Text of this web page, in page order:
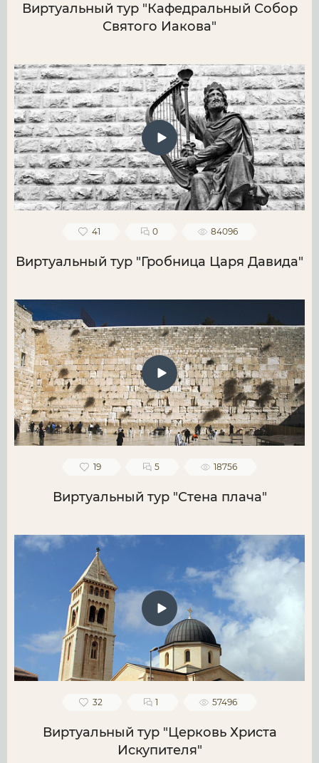
Виртуальный тур "Кафедральный Собор
Святого Иакова"
41 0 84096
Виртуальный тур "Гробница Царя Давида"
19 5 18756
Виртуальный тур "Стена плача"
32 1 57496
Виртуальный тур "Церковь Христа
Искупителя"